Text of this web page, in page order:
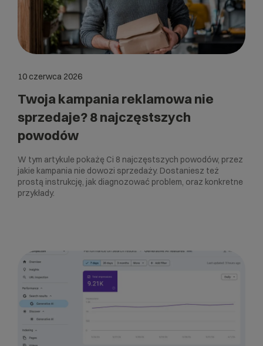
10 czerwca 2026
Twoja kampania reklamowa nie
sprzedaje? 8 najczęstszych
powodów
W tym artykule pokażę Ci 8 najczęstszych powodów, przez
jakie kampania nie dowozi sprzedaży. Dostaniesz też
prostą instrukcję, jak diagnozować problem, oraz konkretne
przykłady.